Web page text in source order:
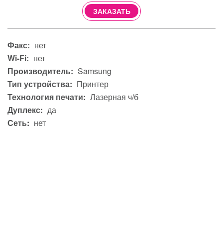
ЗАКАЗАТЬ
Факс: нет
Wi-Fi: нет
Производитель: Samsung
Тип устройства: Принтер
Технология печати: Лазерная ч/б
Дуплекс: да
Сеть: нет